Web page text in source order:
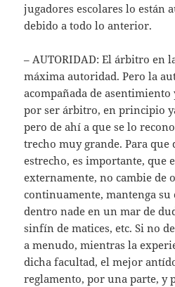
jugadores escolares lo están
debido a todo lo anterior.
– AUTORIDAD: El árbitro en
máxima autoridad. Pero la
acompañada de asentimiento
por ser árbitro, en principio
pero de ahí a que se lo
trecho muy grande. Para que
estrecho, es importante, que
externamente, no cambie de
continuamente, mantenga
dentro nade en un mar de
sinfín de matices, etc. Si no
a menudo, mientras la
dicha facultad, el mejor
reglamento, por una parte, y